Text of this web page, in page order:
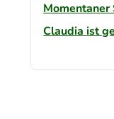
Claudia ist